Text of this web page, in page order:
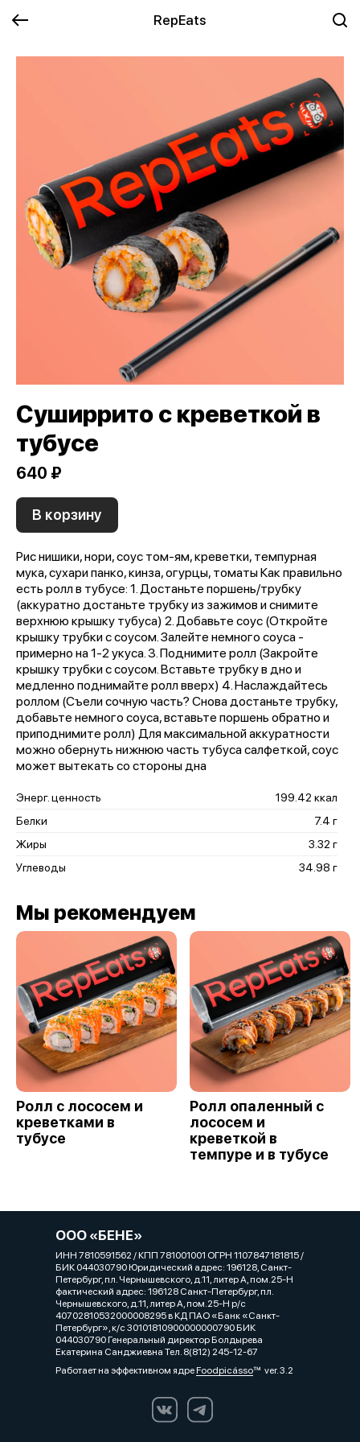
RepEats
Суширрито с креветкой в
тубусе
640 ₽
В корзину
Рис нишики, нори, соус том-ям, креветки, темпурная
мука, сухари панко, кинза, огурцы, томаты Как правильно
есть ролл в тубусе: 1. Достаньте поршень/трубку
(аккуратно достаньте трубку из зажимов и снимите
верхнюю крышку тубуса) 2. Добавьте соус (Откройте
крышку трубки с соусом. Залейте немного соуса -
примерно на 1-2 укуса. 3. Поднимите ролл (Закройте
крышку трубки с соусом. Вставьте трубку в дно и
медленно поднимайте ролл вверх) 4. Наслаждайтесь
роллом (Съели сочную часть? Снова достаньте трубку,
добавьте немного соуса, вставьте поршень обратно и
приподнимите ролл) Для максимальной аккуратности
можно обернуть нижнюю часть тубуса салфеткой, соус
может вытекать со стороны дна
Энерг. ценность
199.42 ккал
Белки
7.4 г
Жиры
3.32 г
Углеводы
34.98 г
Мы рекомендуем
Ролл с лососем и
креветками в
тубусе
Ролл опаленный с
лососем и
креветкой в
темпуре и в тубусе
ООО «БЕНЕ»
ИНН 7810591562 / КПП 781001001 ОГРН 1107847181815 /
БИК 044030790 Юридический адрес: 196128, Санкт-
Петербург, пл. Чернышевского, д.11, литер А, пом.25-Н
фактический адрес: 196128 Санкт-Петербург, пл.
Чернышевского, д.11, литер А, пом.25-Н р/с
40702810532000008295 в КД ПАО «Банк «Санкт-
Петербург», к/с 30101810900000000790 БИК
044030790 Генеральный директор Болдырева
Екатерина Санджиевна Тел. 8(812) 245-12-67
Работает на эффективном ядреFoodpicássover. 3.2